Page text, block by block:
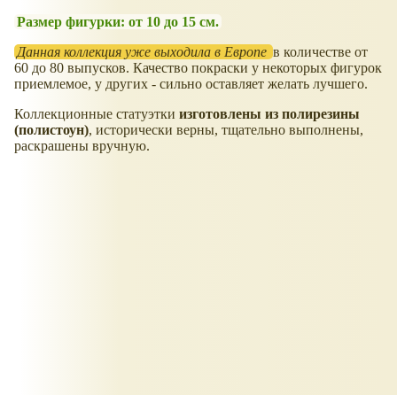
Размер фигурки: от 10 до 15 см.
Данная коллекция уже выходила в Европе в количестве от
60 до 80 выпусков. Качество покраски у некоторых фигурок
приемлемое, у других - сильно оставляет желать лучшего.
Коллекционные статуэтки изготовлены из полирезины
(полистоун), исторически верны, тщательно выполнены,
раскрашены вручную.